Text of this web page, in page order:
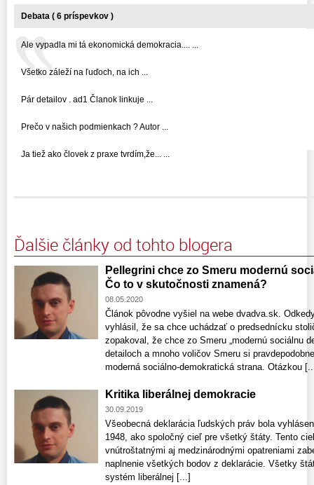
Debata ( 6 príspevkov )
Ale vypadla mi tá ekonomická demokracia.... ...
Všetko záleží na ľuďoch, na ich ...
Pár detailov . ad1 Članok linkuje ...
Prečo v našich podmienkach ? Autor ...
Ja tiež ako človek z praxe tvrdím,že... ...
Ďalšie články od tohto blogera
Pellegrini chce zo Smeru modernú
Čo to v skutočnosti znamená?
08.05.2020
Článok pôvodne vyšiel na webe dvadva.sk.
vyhlásil, že sa chce uchádzať o predsednícku
zopakoval, že chce zo Smeru „modernú sociálnu
detailoch a mnoho voličov Smeru si
moderná sociálno-demokratická strana. Otázkou
Kritika liberálnej demokracie
30.09.2019
Všeobecná deklarácia ľudských práv bola
1948, ako spoločný cieľ pre všetký štáty. Tento
vnútroštatnými aj medzinárodnými opatreniami
naplnenie všetkých bodov z deklarácie. Všetky
systém liberálnej [...]